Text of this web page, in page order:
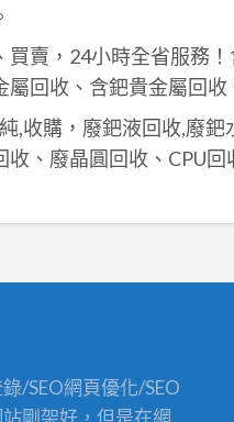
買賣，24小時全省服務
屬回收、含鈀貴金屬回
,收購，廢鈀液回收,廢鈀
、廢晶圓回收、CPU回
/SEO網頁優化/SEO
剛架好，但是在網